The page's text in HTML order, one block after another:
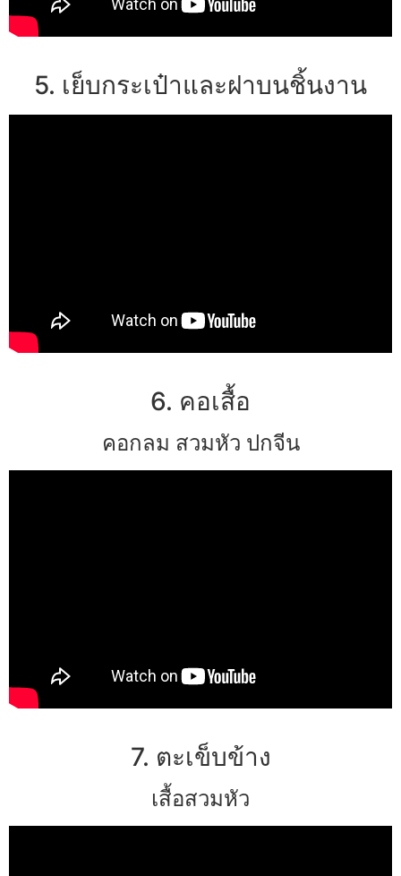
5. เย็บกระเป๋าและฝาบนชิ้นงาน
6. คอเสื้อ
คอกลม สวมหัว ปกจีน
7. ตะเข็บข้าง
เสื้อสวมหัว